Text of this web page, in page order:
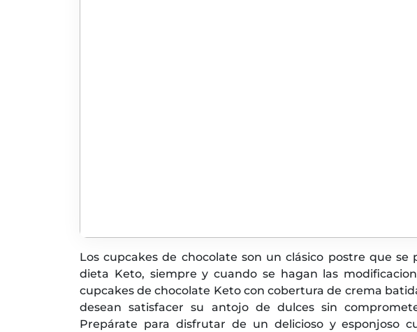
Los cupcakes de chocolate son un clásico postre que
dieta Keto, siempre y cuando se hagan las
cupcakes de chocolate Keto con cobertura de crema
desean satisfacer su antojo de dulces sin
Prepárate para disfrutar de un delicioso y esponjoso